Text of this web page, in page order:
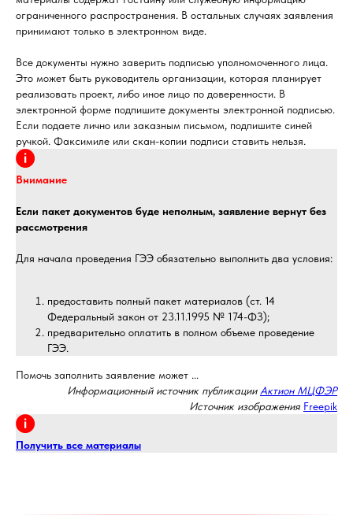
ограниченного распространения. В остальных случаях заявления
принимают только в электронном виде.
Все документы нужно заверить подписью уполномоченного лица.
Это может быть руководитель организации, которая планирует
реализовать проект, либо иное лицо по доверенности. В
электронной форме подпишите документы электронной подписью.
Если подаете лично или заказным письмом, подпишите синей
ручкой. Факсимиле или скан-копии подписи ставить нельзя.
Внимание
Если пакет документов буде неполным, заявление вернут без
рассмотрения
Для начала проведения ГЭЭ обязательно выполнить два условия:
предоставить полный пакет материалов (ст. 14
Федеральный закон от 23.11.1995 № 174-ФЗ);
предварительно оплатить в полном объеме проведение
ГЭЭ.
Помочь заполнить заявление может ...
Информационный источник публикации Актион МЦФЭР
Источник изображения Freepik
Получить все материалы